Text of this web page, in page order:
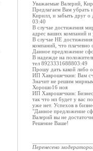
Уважаемые Валерий,
Предлагаем Вам убрать
Кирилл, и забыть друг о
03:40
В случае достижения
адрес ваших компаний
В случае НЕ достижения
компаний, что плачевно
Данное предложение
В надежде на
тел 8923331688803:49
Прошу дать какой либо
ИП Хаврошечкин: Вам
Значит не решим
Хорошо16 ноя
ИП Хаврошечкин: Бизнес
так что нп будет у вас
уже нет. Успехов в
"Данное предложение
Валерий вы не
Решение Ваше!
Перенесено